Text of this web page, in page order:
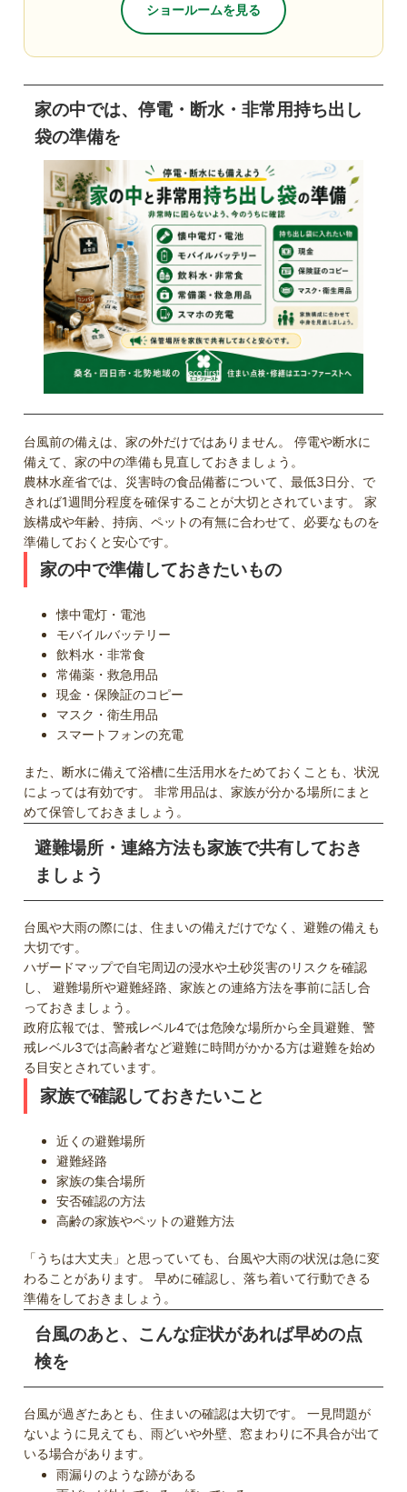
ショールームを見る
家の中では、停電・断水・非常用持ち出し
袋の準備を
台風前の備えは、家の外だけではありません。 停電や断水に
備えて、家の中の準備も見直しておきましょう。
農林水産省では、災害時の食品備蓄について、最低3日分、で
きれば1週間分程度を確保することが大切とされています。 家
族構成や年齢、持病、ペットの有無に合わせて、必要なものを
準備しておくと安心です。
家の中で準備しておきたいもの
懐中電灯・電池
モバイルバッテリー
飲料水・非常食
常備薬・救急用品
現金・保険証のコピー
マスク・衛生用品
スマートフォンの充電
また、断水に備えて浴槽に生活用水をためておくことも、状況
によっては有効です。 非常用品は、家族が分かる場所にまと
めて保管しておきましょう。
避難場所・連絡方法も家族で共有しておき
ましょう
台風や大雨の際には、住まいの備えだけでなく、避難の備えも
大切です。
ハザードマップで自宅周辺の浸水や土砂災害のリスクを確認
し、 避難場所や避難経路、家族との連絡方法を事前に話し合
っておきましょう。
政府広報では、警戒レベル4では危険な場所から全員避難、警
戒レベル3では高齢者など避難に時間がかかる方は避難を始め
る目安とされています。
家族で確認しておきたいこと
近くの避難場所
避難経路
家族の集合場所
安否確認の方法
高齢の家族やペットの避難方法
「うちは大丈夫」と思っていても、台風や大雨の状況は急に変
わることがあります。 早めに確認し、落ち着いて行動できる
準備をしておきましょう。
台風のあと、こんな症状があれば早めの点
検を
台風が過ぎたあとも、住まいの確認は大切です。 一見問題が
ないように見えても、雨どいや外壁、窓まわりに不具合が出て
いる場合があります。
雨漏りのような跡がある